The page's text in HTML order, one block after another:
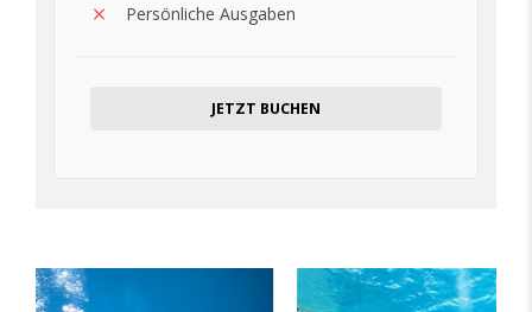
Persönliche Ausgaben
JETZT BUCHEN